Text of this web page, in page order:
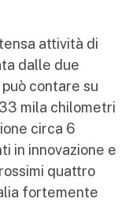
attività di
dalle due
contare su
mila chilometri
circa 6
in innovazione e
quattro
fortemente